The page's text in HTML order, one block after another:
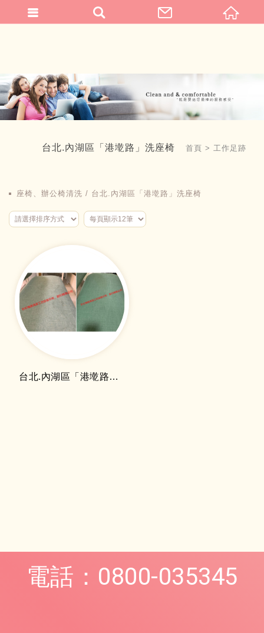
首頁 工作足跡
台北.內湖區「港墘路」洗座椅
座椅、辦公椅清洗 台北.內湖區「港墘路」洗座椅
台北.內湖區「港墘路」洗座椅
電話：0800-035345